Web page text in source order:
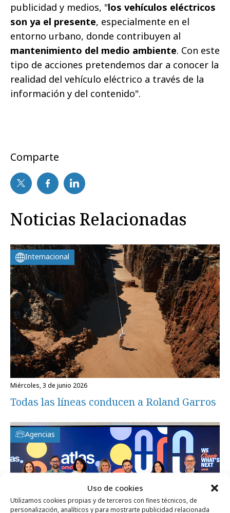
Uso de cookies
Utilizamos cookies propias y de terceros con fines técnicos, de
personalización, analíticos y para mostrarte publicidad relacionada
publicidad y medios, "los vehículos eléctricos
son ya el presente, especialmente en el
entorno urbano, donde contribuyen al
mantenimiento del medio ambiente. Con este
tipo de acciones pretendemos dar a conocer la
realidad del vehículo eléctrico a través de la
información y del contenido".
Comparte
Noticias Relacionadas
Internacional
miércoles, 3 de junio 2026
Todas las líneas conducen a Roland Garros
Agencias